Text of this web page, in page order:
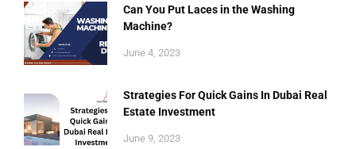
Can You Put Laces in the Washing
Machine?
June 4, 2023
Strategies For Quick Gains In Dubai Real
Estate Investment
June 9, 2023